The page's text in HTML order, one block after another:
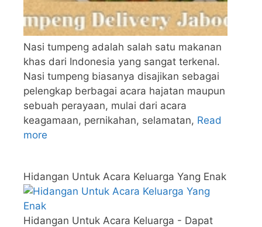
Nasi tumpeng adalah salah satu makanan
khas dari Indonesia yang sangat terkenal.
Nasi tumpeng biasanya disajikan sebagai
pelengkap berbagai acara hajatan maupun
sebuah perayaan, mulai dari acara
keagamaan, pernikahan, selamatan, Read
more
Hidangan Untuk Acara Keluarga Yang Enak
Hidangan Untuk Acara Keluarga - Dapat